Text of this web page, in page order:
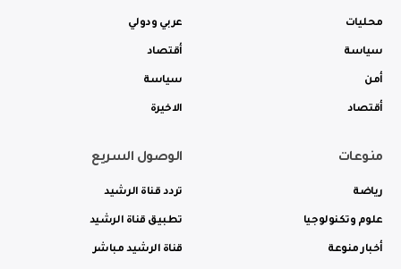
محليات
سياسة
أمن
أقتصاد
عربي ودولي
أقتصاد
سياسة
الاخيرة
منوعات
رياضة
علوم وتكنولوجيا
أخبار منوعة
الوصول السريع
تردد قناة الرشيد
تطبيق قناة الرشيد
قناة الرشيد مباشر